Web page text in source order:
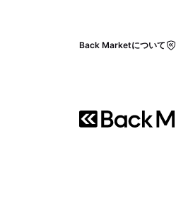
Back Marketについて